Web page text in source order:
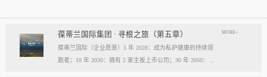
葆蒂兰国际集团 · 寻根之旅（第五章）
葆蒂兰国际（企业愿景）5 年 2028：成为私护健康的持续领
跑者；10 年 2030：拥有 2 家主板上市公司；30 年 2050：成
MORE+